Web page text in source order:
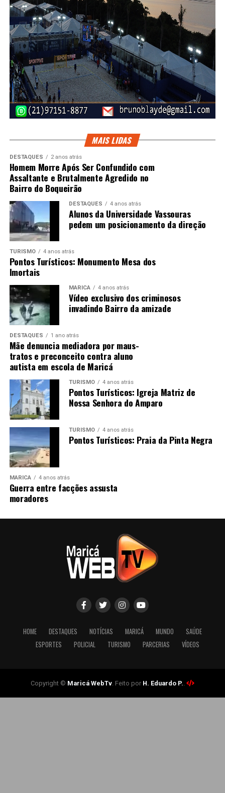
MAIS LIDAS
DESTAQUES 2 anos atrás
Homem Morre Após Ser Confundido com
Assaltante e Brutalmente Agredido no
Bairro do Boqueirão
DESTAQUES 4 anos atrás
Alunos da Universidade Vassouras
pedem um posicionamento da direção
TURISMO 4 anos atrás
Pontos Turísticos: Monumento Mesa dos
Imortais
MARICÁ 4 anos atrás
Vídeo exclusivo dos criminosos
invadindo Bairro da amizade
DESTAQUES 1 ano atrás
Mãe denuncia mediadora por maus-
tratos e preconceito contra aluno
autista em escola de Maricá
TURISMO 4 anos atrás
Pontos Turísticos: Igreja Matriz de
Nossa Senhora do Amparo
TURISMO 4 anos atrás
Pontos Turísticos: Praia da Pinta Negra
MARICÁ 4 anos atrás
Guerra entre facções assusta
moradores
HOME DESTAQUES NOTÍCIAS MARICÁ MUNDO
SAÚDE
ESPORTES
POLICIAL TURISMO PARCERIAS VÍDEOS
Copyright © Maricá WebTv. Feito por H. Eduardo P.